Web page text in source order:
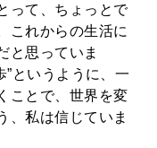
って、ちょっとで
これからの生活に
と思っていま
というように、一
ことで、世界を変
、私は信じていま